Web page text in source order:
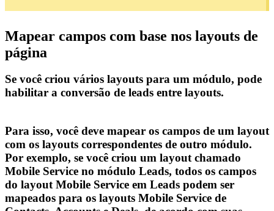
Mapear campos com base nos layouts de
página
Se você criou vários layouts para um módulo, pode
habilitar a conversão de leads entre layouts.
Para isso, você deve mapear os campos de um layout
com os layouts correspondentes de outro módulo.
Por exemplo, se você criou um layout chamado
Mobile Service no módulo Leads, todos os campos
do layout Mobile Service em Leads podem ser
mapeados para os layouts Mobile Service de